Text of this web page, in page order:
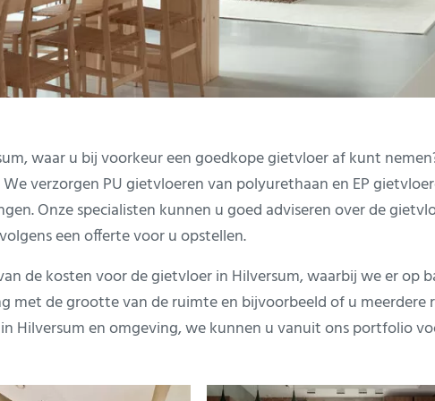
waar u bij voorkeur een goedkope gietvloer af kunt
verzorgen PU gietvloeren van polyurethaan en EP
Onze specialisten kunnen u goed adviseren over de
een offerte voor u opstellen.
de kosten voor de gietvloer in Hilversum, waarbij we er op
met de grootte van de ruimte en bijvoorbeeld of u
Hilversum en omgeving, we kunnen u vanuit ons portfolio